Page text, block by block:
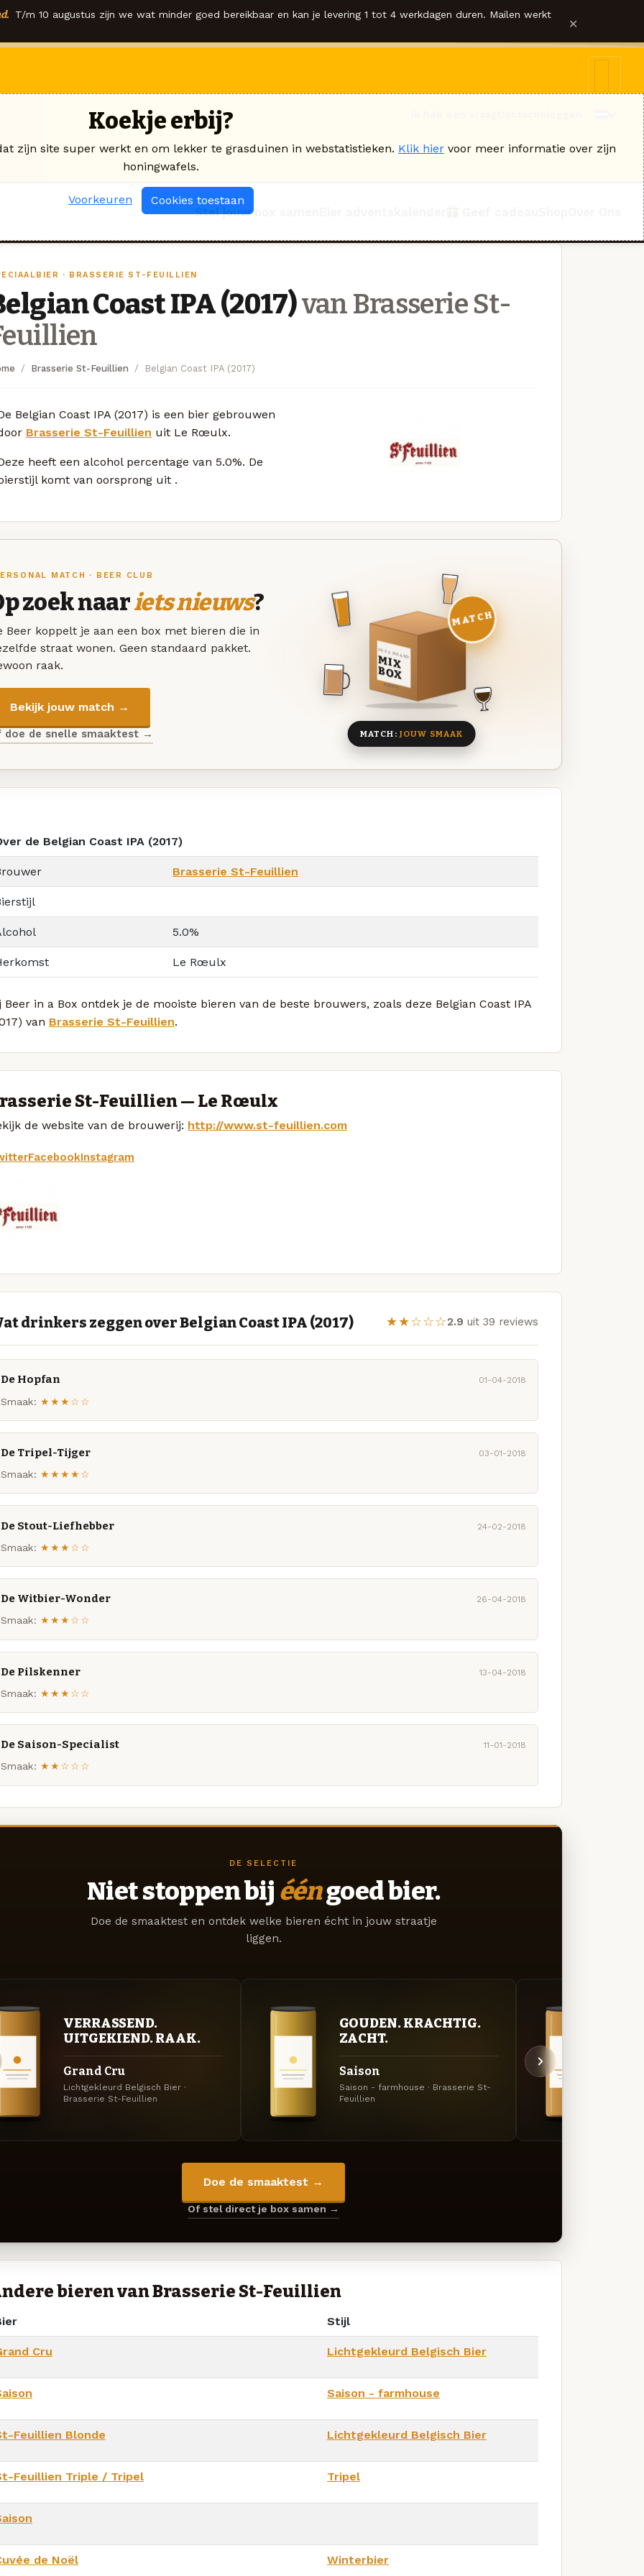
T/m 10 augustus zijn we wat minder goed bereikbaar en kan je levering 1 tot 4 werkdagen duren. Mailen werkt ×
Stel jouw box samen
· BRASSERIE ST-FEUILLIEN
Coast IPA (2017)van Brasserie St-
Brasserie St-Feuillien Belgian Coast IPA (2017)
Belgian Coast IPA (2017) is een bier gebrouwen
Brasserie St-Feuillien uit Le Rœulx.
heeft een alcohol percentage van 5.0%. De
komt van oorsprong uit .
MATCH · BEER CLUB
zoek naariets nieuws?
Beer koppelt je aan een box met bieren die in
straat wonen. Geen standaard pakket.
raak.
Bekijk jouw match →
doe de snelle smaaktest →
DEZE MAAND
MIX
BOX
8 BIEREN
MATCH
MATCH: JOUW SMAAK
de Belgian Coast IPA (2017)
Brasserie St-Feuillien
5.0%
Le Rœulx
Beer in a Box ontdek je de mooiste bieren van de beste brouwers, zoals deze Belgian Coast IPA
van Brasserie St-Feuillien.
St-Feuillien — Le Rœulx
de website van de brouwerij: http://www.st-feuillien.com
FacebookInstagram
drinkers zeggen over Belgian Coast IPA (2017) ★★☆☆☆2.9 uit 39 reviews
De Hopfan 01-04-2018
Smaak: ★★★☆☆
De Tripel-Tijger 03-01-2018
Smaak: ★★★★☆
De Stout-Liefhebber 24-02-2018
Smaak: ★★★☆☆
De Witbier-Wonder 26-04-2018
Smaak: ★★★☆☆
De Pilskenner 13-04-2018
Smaak: ★★★☆☆
De Saison-Specialist 11-01-2018
Smaak: ★★☆☆☆
DE SELECTIE
Niet stoppen bij ééngoed bier.
Doe de smaaktest en ontdek welke bieren écht in jouw straatje
liggen.
VERRASSEND.
UITGEKIEND. RAAK.
Grand Cru
Lichtgekleurd Belgisch Bier ·
Brasserie St-Feuillien
GOUDEN. KRACHTIG.
ZACHT.
Saison
Saison - farmhouse · Brasserie St-
Feuillien
Doe de smaaktest →
Of stel direct je box samen →
bieren van Brasserie St-Feuillien
Stijl
Cru Lichtgekleurd Belgisch Bier
Saison - farmhouse
Feuillien Blonde Lichtgekleurd Belgisch Bier
Feuillien Triple / Tripel Tripel
de Noël Winterbier
Koekje erbij?
zijn site super werkt en om lekker te grasduinen in webstatistieken. Klik hier voor meer informatie over zijn
honingwafels.
Voorkeuren Cookies toestaan